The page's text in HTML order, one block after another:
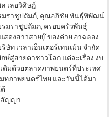
เลอวิศิษฎ์
มราชูปถัมภ์, คุณอภิชัย พันธุ์พิพัฒน์
มราชูปถัมภ, ครอบครัวพันธุ์
งสาวสายบู๊ ของค่าย อาฉลอง
ษัท เวลาเอ็นเตอร์เทนเม้น จำกัด
ษ์สู่สายตาชาวโลก แต่ละเรื่อง งบ
ดิมด้วยตลาดภาพยนตร์ที่ประเทศ
ทภาพยนตร์ไทย และวันนี้ได้มา
สัญญา